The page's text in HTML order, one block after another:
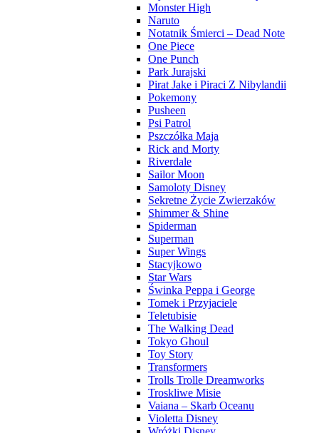
Monster High
Naruto
Notatnik Śmierci – Dead Note
One Piece
One Punch
Park Jurajski
Pirat Jake i Piraci Z Nibylandii
Pokemony
Pusheen
Psi Patrol
Pszczółka Maja
Rick and Morty
Riverdale
Sailor Moon
Samoloty Disney
Sekretne Życie Zwierzaków
Shimmer & Shine
Spiderman
Superman
Super Wings
Stacyjkowo
Star Wars
Świnka Peppa i George
Tomek i Przyjaciele
Teletubisie
The Walking Dead
Tokyo Ghoul
Toy Story
Transformers
Trolls Trolle Dreamworks
Troskliwe Misie
Vaiana – Skarb Oceanu
Violetta Disney